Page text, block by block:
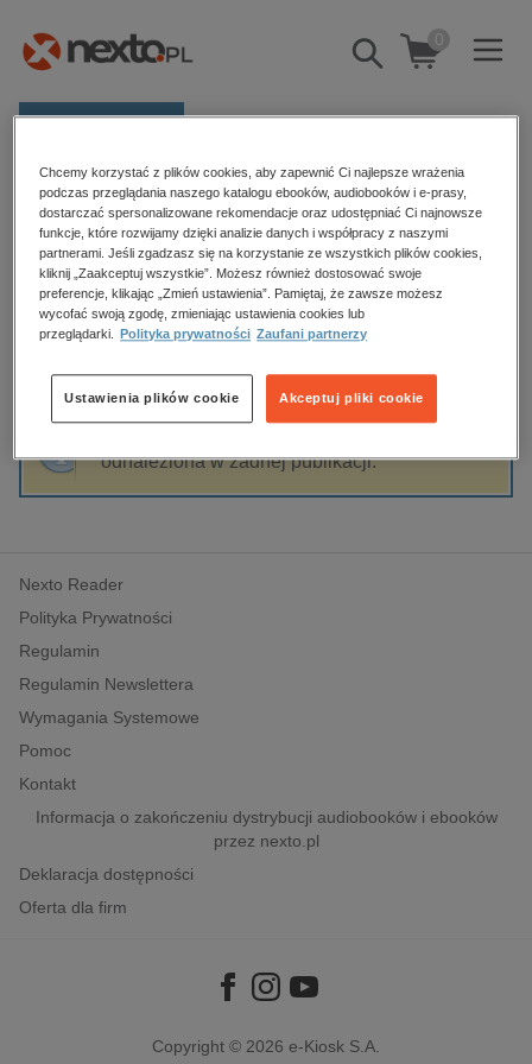
Pokaż/schowaj
wyszukiwarkę
0
Kategorie
Zobacz wszystkie E-prasa
budownictwo, aranżacja wnętrz
biznesowe, branżowe, gospodarka
dzienniki
edukacja
hobby, sport, rozrywka
komputery, internet, technologie, informatyka
polityka, społeczno-informacyjne
psychologiczne
inne
popularno-naukowe
historia
Strona główna Mariola Racław
Mariola Racław
Sortowanie Filtrowanie
odnaleziona w żadnej publikacji.
Nexto Reader
Polityka Prywatności
Regulamin
Regulamin Newslettera
Wymagania Systemowe
Pomoc
Kontakt
Informacja o zakończeniu dystrybucji audiobooków i ebooków
przez nexto.pl
Deklaracja dostępności
Oferta dla firm
Copyright © 2026 e-Kiosk S.A.
Chcemy korzystać z plików cookies, aby zapewnić Ci najlepsze wrażenia
podczas przeglądania naszego katalogu ebooków, audiobooków i e-prasy,
dostarczać spersonalizowane rekomendacje oraz udostępniać Ci najnowsze
funkcje, które rozwijamy dzięki analizie danych i współpracy z naszymi
partnerami. Jeśli zgadzasz się na korzystanie ze wszystkich plików cookies,
kliknij „Zaakceptuj wszystkie”. Możesz również dostosować swoje
preferencje, klikając „Zmień ustawienia”. Pamiętaj, że zawsze możesz
wycofać swoją zgodę, zmieniając ustawienia cookies lub
przeglądarki.
Polityka prywatności Zaufani partnerzy
Akceptuj pliki cookie
Ustawienia plików cookie